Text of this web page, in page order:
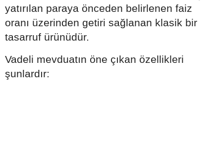
yatırılan paraya önceden belirlenen faiz
oranı üzerinden getiri sağlanan klasik bir
tasarruf ürünüdür.
Vadeli mevduatın öne çıkan özellikleri
şunlardır: